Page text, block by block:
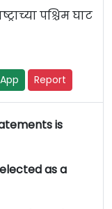
पश्चिम घाट
Report
is
as a